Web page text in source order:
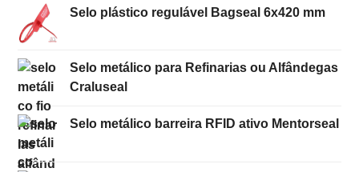
Selo plástico regulável Bagseal 6x420 mm
Selo metálico para Refinarias ou Alfândegas
Craluseal
Selo metálico barreira RFID ativo Mentorseal